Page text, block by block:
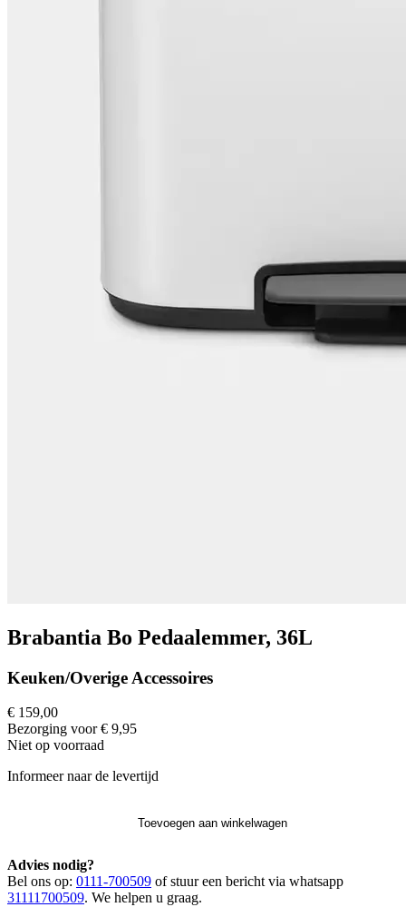
Brabantia Bo Pedaalemmer, 36L
Keuken/Overige Accessoires
€ 159,00
Bezorging voor € 9,95
Niet op voorraad
Informeer naar de levertijd
Toevoegen aan winkelwagen
Advies nodig?
Bel ons op: 0111-700509 of stuur een bericht via whatsapp
31111700509. We helpen u graag.